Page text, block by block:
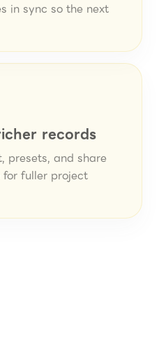
in sync so the next
records
presets, and share
fuller project